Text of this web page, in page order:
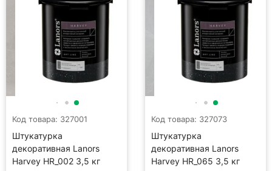
Код товара: 327001
Штукатурка
декоративная Lanors
Harvey HR_002 3,5 кг
Код товара: 327073
Штукатурка
декоративная Lanors
Harvey HR_065 3,5 кг